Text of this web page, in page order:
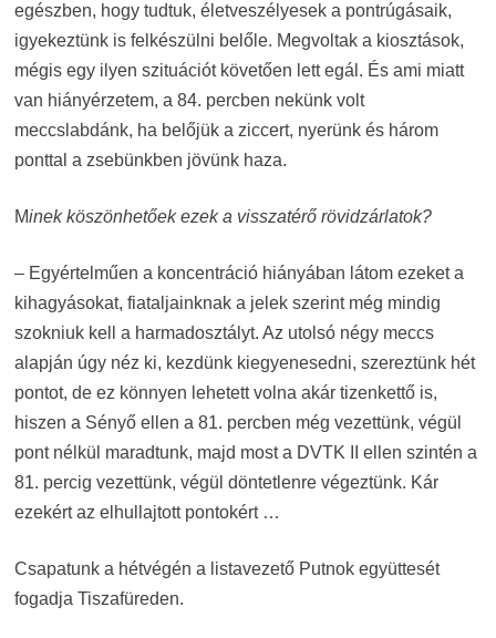
egészben, hogy tudtuk, életveszélyesek a pontrúgásaik,
igyekeztünk is felkészülni belőle. Megvoltak a kiosztások,
mégis egy ilyen szituációt követően lett egál. És ami miatt
van hiányérzetem, a 84. percben nekünk volt
meccslabdánk, ha belőjük a ziccert, nyerünk és három
ponttal a zsebünkben jövünk haza.
Minek köszönhetőek ezek a visszatérő rövidzárlatok?
– Egyértelműen a koncentráció hiányában látom ezeket a
kihagyásokat, fiataljainknak a jelek szerint még mindig
szokniuk kell a harmadosztályt. Az utolsó négy meccs
alapján úgy néz ki, kezdünk kiegyenesedni, szereztünk hét
pontot, de ez könnyen lehetett volna akár tizenkettő is,
hiszen a Sényő ellen a 81. percben még vezettünk, végül
pont nélkül maradtunk, majd most a DVTK II ellen szintén a
81. percig vezettünk, végül döntetlenre végeztünk. Kár
ezekért az elhullajtott pontokért …
Csapatunk a hétvégén a listavezető Putnok együttesét
fogadja Tiszafüreden.